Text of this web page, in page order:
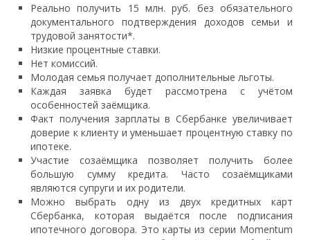
Реально получить 15 млн. руб. без обязательного
документального подтверждения доходов семьи и
трудовой занятости*.
Низкие процентные ставки.
Нет комиссий.
Молодая семья получает дополнительные льготы.
Каждая заявка будет рассмотрена с учётом
особенностей заёмщика.
Факт получения зарплаты в Сбербанке увеличивает
доверие к клиенту и уменьшает процентную ставку по
ипотеке.
Участие созаёмщика позволяет получить более
большую сумму кредита. Часто созаёмщиками
являются супруги и их родители.
Можно выбрать одну из двух кредитных карт
Сбербанка, которая выдаётся после подписания
ипотечного договора. Это карты из серии Momentum